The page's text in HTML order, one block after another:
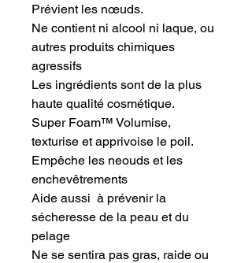
Prévient les nœuds.
Ne contient ni alcool ni laque, ou
autres produits chimiques
agressifs
Les ingrédients sont de la plus
haute qualité cosmétique.
Super Foam™ Volumise,
texturise et apprivoise le poil.
Empêche les neouds et les
enchevêtrements
Aide aussi à prévenir la
sécheresse de la peau et du
pelage
Ne se sentira pas gras, raide ou